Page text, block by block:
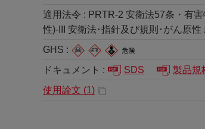
適用法令 : PRTR-2 安衛法57条・有
性)-III 安衛法･指針及び規則･がん原性
GHS :
ドキュメント :
SDS 製品規
使用論文 (1)